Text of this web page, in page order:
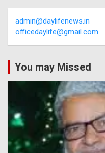
admin@daylifenews.in
officedaylife@gmail.com
You may Missed